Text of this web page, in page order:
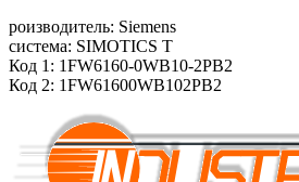
роизводитель: Siemens
система: SIMOTICS T
Код 1: 1FW6160-0WB10-2PB2
Код 2: 1FW61600WB102PB2